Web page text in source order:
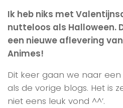
Ik heb niks met
nutteloos als Halloween.
een nieuwe aflevering
Animes!
Dit keer gaan we naar
als de vorige blogs. Het is
niet eens leuk vond ^^’.